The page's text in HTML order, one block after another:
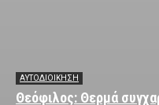
ΑΥΤΟΔΙΟΙΚΗΣΗ
Θεόφιλος: Θερμά